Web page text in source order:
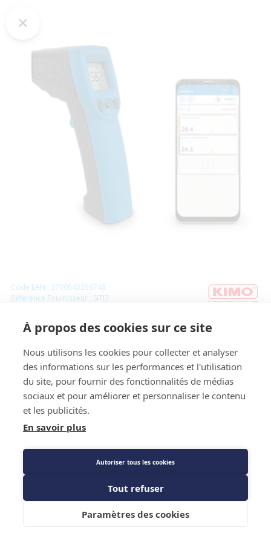
Code EAN : 3700543256748
Référence Fournisseur : SITI3
Thermomètre infrarouge Si-TI3 - Sauermann
Prix public
Plus 0,03 € d'éco-part. DEEE
162,77 €TTC
Caractéristiques techniques
Ajouter au panier
À propos des cookies sur ce site
Nous utilisons les cookies pour collecter et analyser
des informations sur les performances et l'utilisation
du site, pour fournir des fonctionnalités de médias
sociaux et pour améliorer et personnaliser le contenu
et les publicités.
En savoir plus
Autoriser tous les cookies
Tout refuser
Paramètres des cookies